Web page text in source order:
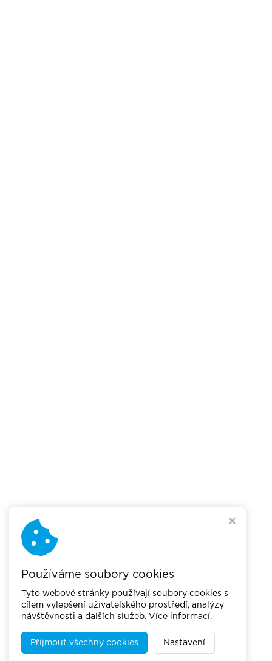
Používáme soubory cookies
Tyto webové stránky používají soubory cookies s
cílem vylepšení uživatelského prostředí, analýzy
návštěvnosti a dalších služeb. Více informací.
Přijmout všechny cookies Nastavení